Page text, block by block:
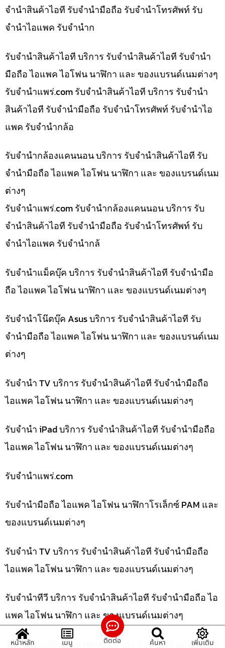
จำนำสินค้าไอที รับจำนำมือถือ รับจำนำโทรศัพท์ รับ
จำนำไอแพค รับจำนำก
รับจำนำสินค้าไอที บริการ รับจำนำสินค้าไอที รับจำนำ
มือถือ ไอแพค ไอโฟน นาฬิกา และ ของแบรนด์เนมต่างๆ
รับจํานําแพร่.com รับจำนำสินค้าไอที บริการ รับจำนำ
สินค้าไอที รับจำนำมือถือ รับจำนำโทรศัพท์ รับจำนำไอ
แพค รับจำนำกล้อ
รับจำนำกล้องแคนนอน บริการ รับจำนำสินค้าไอที รับ
จำนำมือถือ ไอแพค ไอโฟน นาฬิกา และ ของแบรนด์เนม
ต่างๆ
รับจํานําแพร่.com รับจำนำกล้องแคนนอน บริการ รับ
จำนำสินค้าไอที รับจำนำมือถือ รับจำนำโทรศัพท์ รับ
จำนำไอแพค รับจำนำกล้
รับจำนำแม็คบุ๊ค บริการ รับจำนำสินค้าไอที รับจำนำมือ
ถือ ไอแพค ไอโฟน นาฬิกา และ ของแบรนด์เนมต่างๆ
รับจำนำโน๊ตบุ๊ค Asus บริการ รับจำนำสินค้าไอที รับ
จำนำมือถือ ไอแพค ไอโฟน นาฬิกา และ ของแบรนด์เนม
ต่างๆ
รับจำนำ TV บริการ รับจำนำสินค้าไอที รับจำนำมือถือ
ไอแพค ไอโฟน นาฬิกา และ ของแบรนด์เนมต่างๆ
รับจำนำ iPad บริการ รับจำนำสินค้าไอที รับจำนำมือถือ
ไอแพค ไอโฟน นาฬิกา และ ของแบรนด์เนมต่างๆ
รับจํานําแพร่.com
รับจำนำมือถือ ไอแพค ไอโฟน นาฬิกาโรเล็กซ์ PAM และ
ของแบรนด์เนมต่างๆ
รับจำนำ TV บริการ รับจำนำสินค้าไอที รับจำนำมือถือ
ไอแพค ไอโฟน นาฬิกา และ ของแบรนด์เนมต่างๆ
รับจำนำทีวี บริการ รับจำนำสินค้าไอที รับจำนำมือถือ ไอ
แพค ไอโฟน นาฬิกา และ ของแบรนด์เนมต่างๆ
รับจำนำนาฬิกา Tag Heuer บริการ รับจำนำสินค้าไอที
หน้าหลัก เมนู ติดต่อ ค้นหา เพิ่มเติม